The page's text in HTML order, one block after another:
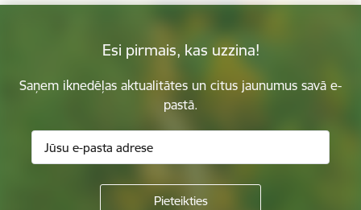
Esi pirmais, kas uzzina!
Saņem iknedēļas aktualitātes un citus jaunumus savā e-
pastā.